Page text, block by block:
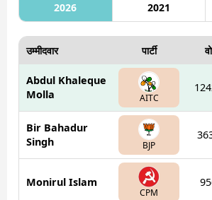
2026 2021
उम्मीदवार पार्टी
Abdul Khaleque
Molla
AITC
Bir Bahadur
Singh
BJP
Monirul Islam
CPM